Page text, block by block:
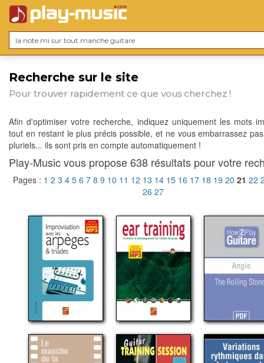
Recherche sur le site
Pour trouver rapidement ce que vous cherchez !
Afin d'optimiser votre recherche, indiquez uniquement les mots
tout en restant le plus précis possible, et ne vous embarrassez
pluriels... ils sont pris en compte automatiquement !
Play-Music vous propose 638 résultats pour votre
Pages : 1 2 3 4 5 6 7 8 9 10 11 12 13 14 15 16 17 18 19 20 21 22
26 27